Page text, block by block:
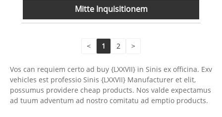
Mitte Inquisitionem
< 1 2 >
Vos can requiem certo ad buy {LXXVII} in Sinis ex officina. Exv
vehicles est professio Sinis {LXXVII} Manufacturer et elit,
possumus providere cheap products. Nos valde expectamus
ad tuum adventum ad nostro comitatu ad emptio products.